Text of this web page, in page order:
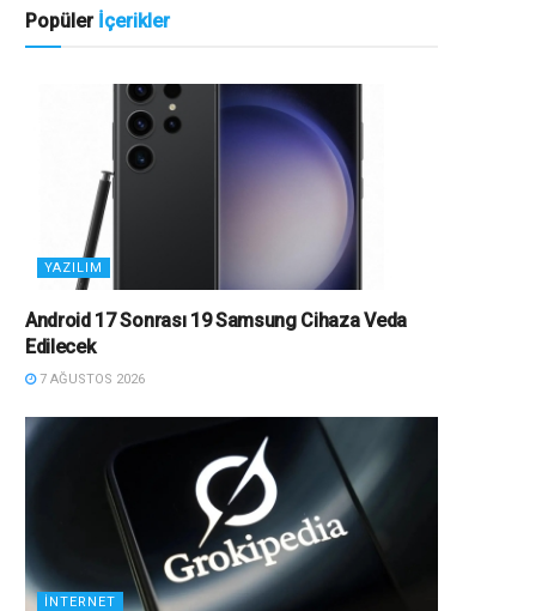
Popüler İçerikler
YAZILIM
Android 17 Sonrası 19 Samsung Cihaza Veda
Edilecek
7 AĞUSTOS 2026
İNTERNET